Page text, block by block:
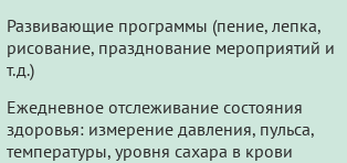
Развивающие программы (пение, лепка,
рисование, празднование мероприятий и
т.д.)
Ежедневное отслеживание состояния
здоровья: измерение давления, пульса,
температуры, уровня сахара в крови